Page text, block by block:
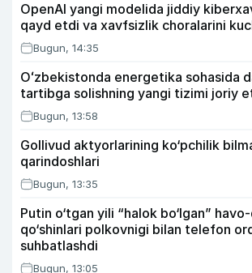
OpenAI yangi modelida jiddiy
qayd etdi va xavfsizlik choralarini
Bugun, 14:35
Oʻzbekistonda energetika sohasida
tartibga solishning yangi tizimi joriy
Bugun, 13:58
Gollivud aktyorlarining ko‘pchilik
qarindoshlari
Bugun, 13:35
Putin o‘tgan yili “halok bo‘lgan”
qo‘shinlari polkovnigi bilan telefon
suhbatlashdi
Bugun, 13:05